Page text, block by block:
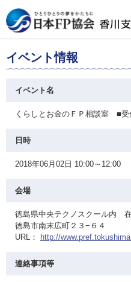
イベント情報
イベント名
くらしとお金のＦＰ相談室 ■受
日時
2018年06月02日 10:00～12:00
会場
徳島県中央テクノスクール内
徳島市南末広町２３−６４
URL：
http://
連絡事項等